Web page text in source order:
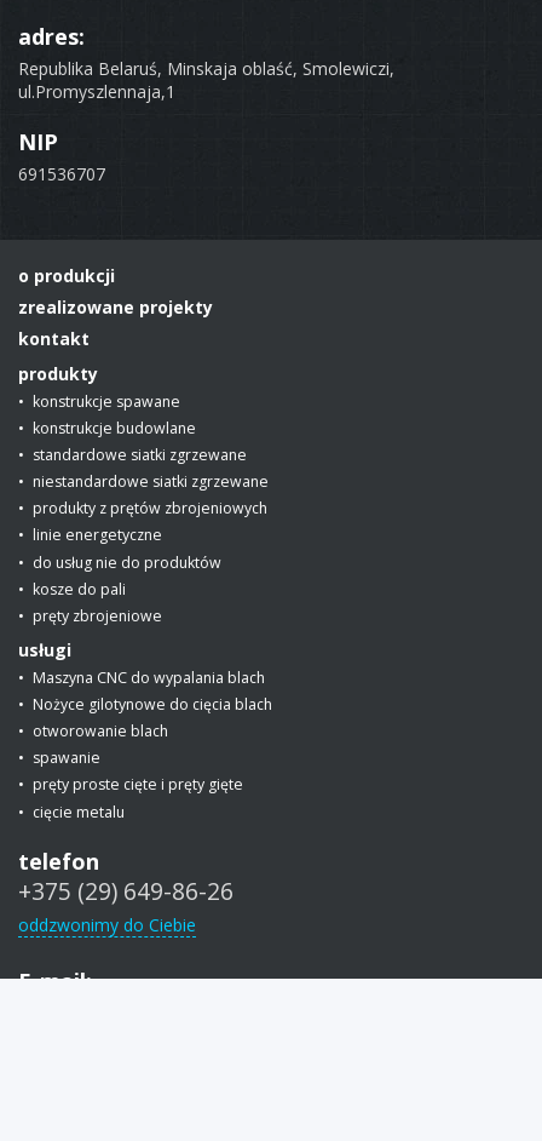
adres:
Republika Belaruś, Minskaja oblaść, Smolewiczi,
ul.Promyszlennaja,1
NIP
691536707
o produkcji
zrealizowane projekty
kontakt
produkty
konstrukcje spawane
konstrukcje budowlane
standardowe siatki zgrzewane
niestandardowe siatki zgrzewane
produkty z prętów zbrojeniowych
linie energetyczne
do usług nie do produktów
kosze do pali
pręty zbrojeniowe
usługi
Maszyna CNC do wypalania blach
Nożyce gilotynowe do cięcia blach
otworowanie blach
spawanie
pręty proste cięte i pręty gięte
cięcie metalu
telefon
+375 (29) 649-86-26
oddzwonimy do Ciebie
E-mail: